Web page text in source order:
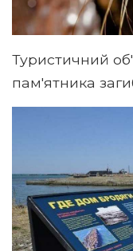
Туристичний
пам'ятника